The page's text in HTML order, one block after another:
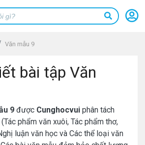
Văn mẫu 9
bài tập Văn
9 được Cunghocvui phân tách
phẩm văn xuôi, Tác phẩm thơ,
luận văn học và Các thể loại văn